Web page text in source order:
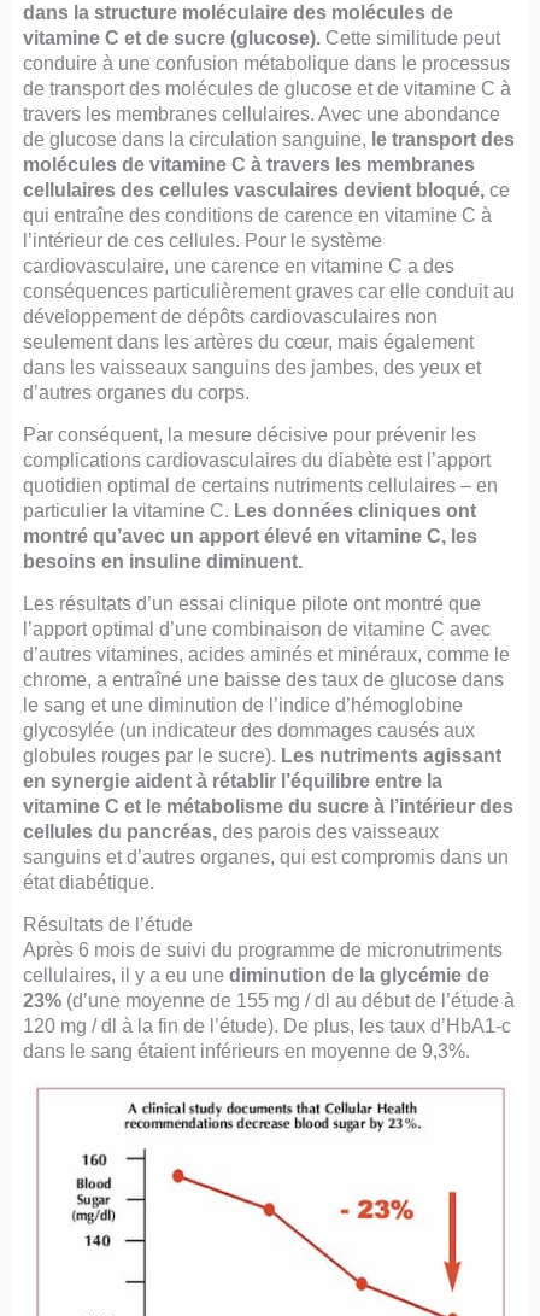
dans la structure moléculaire des molécules de
vitamine C et de sucre (glucose). Cette similitude peut
conduire à une confusion métabolique dans le processus
de transport des molécules de glucose et de vitamine C à
travers les membranes cellulaires. Avec une abondance
de glucose dans la circulation sanguine, le transport des
molécules de vitamine C à travers les membranes
cellulaires des cellules vasculaires devient bloqué,ce
qui entraîne des conditions de carence en vitamine C à
l’intérieur de ces cellules. Pour le système
cardiovasculaire, une carence en vitamine C a des
conséquences particulièrement graves car elle conduit au
développement de dépôts cardiovasculaires non
seulement dans les artères du cœur, mais également
dans les vaisseaux sanguins des jambes, des yeux et
d’autres organes du corps.
Par conséquent, la mesure décisive pour prévenir les
complications cardiovasculaires du diabète est l’apport
quotidien optimal de certains nutriments cellulaires – en
particulier la vitamine C. Les données cliniques ont
montré qu’avec un apport élevé en vitamine C, les
besoins en insuline diminuent.
Les résultats d’un essai clinique pilote ont montré que
l’apport optimal d’une combinaison de vitamine C avec
d’autres vitamines, acides aminés et minéraux, comme le
chrome, a entraîné une baisse des taux de glucose dans
le sang et une diminution de l’indice d’hémoglobine
glycosylée (un indicateur des dommages causés aux
globules rouges par le sucre). Les nutriments agissant
en synergie aident à rétablir l’équilibre entre la
vitamine C et le métabolisme du sucre à l’intérieur des
cellules du pancréas,des parois des vaisseaux
sanguins et d’autres organes, qui est compromis dans un
état diabétique.
Résultats de l’étude
Après 6 mois de suivi du programme de micronutriments
cellulaires, il y a eu une diminution de la glycémie de
23%(d’une moyenne de 155 mg / dl au début de l’étude à
120 mg / dl à la fin de l’étude). De plus, les taux d’HbA1-c
dans le sang étaient inférieurs en moyenne de 9,3%.